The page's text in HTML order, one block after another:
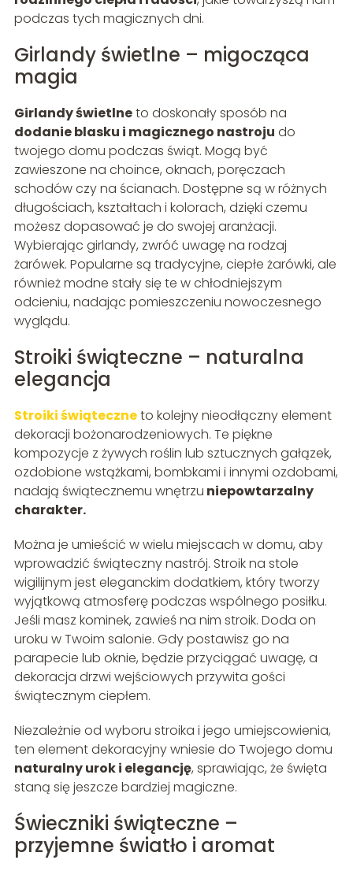
podczas tych magicznych dni.
Girlandy świetlne – migocząca
magia
Girlandy świetlneto doskonały sposób na
dodanie blasku i magicznego nastroju do
twojego domu podczas świąt. Mogą być
zawieszone na choince, oknach, poręczach
schodów czy na ścianach. Dostępne są w różnych
długościach, kształtach i kolorach, dzięki czemu
możesz dopasować je do swojej aranżacji.
Wybierając girlandy, zwróć uwagę na rodzaj
żarówek. Popularne są tradycyjne, ciepłe żarówki, ale
również modne stały się te w chłodniejszym
odcieniu, nadając pomieszczeniu nowoczesnego
wyglądu.
Stroiki świąteczne – naturalna
elegancja
Stroiki świąteczneto kolejny nieodłączny element
dekoracji bożonarodzeniowych. Te piękne
kompozycje z żywych roślin lub sztucznych gałązek,
ozdobione wstążkami, bombkami i innymi ozdobami,
nadają świątecznemu wnętrzu niepowtarzalny
charakter.
Można je umieścić w wielu miejscach w domu, aby
wprowadzić świąteczny nastrój. Stroik na stole
wigilijnym jest eleganckim dodatkiem, który tworzy
wyjątkową atmosferę podczas wspólnego posiłku.
Jeśli masz kominek, zawieś na nim stroik. Doda on
uroku w Twoim salonie. Gdy postawisz go na
parapecie lub oknie, będzie przyciągać uwagę, a
dekoracja drzwi wejściowych przywita gości
świątecznym ciepłem.
Niezależnie od wyboru stroika i jego umiejscowienia,
ten element dekoracyjny wniesie do Twojego domu
naturalny urok i elegancję, sprawiając, że święta
staną się jeszcze bardziej magiczne.
Świeczniki świąteczne –
przyjemne światło i aromat